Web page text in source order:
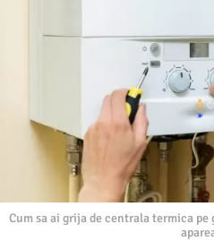
Cum sa ai grija de centrala termica